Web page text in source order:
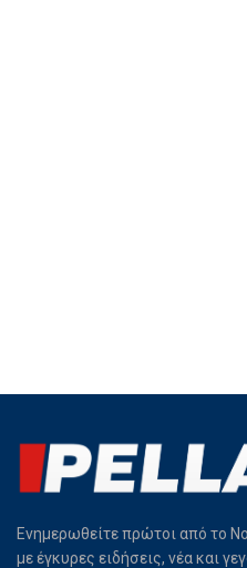
Ενημερωθείτε πρώτοι από το
με έγκυρες ειδήσεις, νέα και